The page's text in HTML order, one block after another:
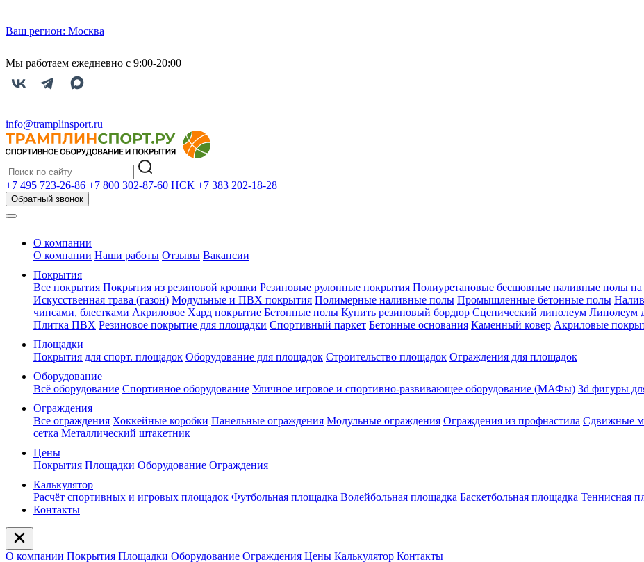
Ваш регион: Москва
Мы работаем ежедневно с 9:00-20:00
info@tramplinsport.ru
+7 495 723-26-86 +7 800 302-87-60 НСК +7 383 202-18-28
Обратный звонок
О компании
О компании Наши работы Отзывы Вакансии
Покрытия
Все покрытия Покрытия из резиновой крошки Резиновые рулонные покрытия Полиуретановые бесшовные наливные полы на
Искусственная трава (газон) Модульные и ПВХ покрытия Полимерные наливные полы Промышленные бетонные полы
чипсами, блестками Акриловое Хард покрытие Бетонные полы Купить резиновый бордюр Сценический линолеум Линолеум
Плитка ПВХ Резиновое покрытие для площадки Спортивный паркет Бетонные основания Каменный ковер Акриловые
Площадки
Покрытия для спорт. площадок Оборудование для площадок Строительство площадок Ограждения для площадок
Оборудование
Всё оборудование Спортивное оборудование Уличное игровое и спортивно-развивающее оборудование (МАФы) 3d фигуры
Ограждения
Все ограждения Хоккейные коробки Панельные ограждения Модульные ограждения Ограждения из профнастила Сдвижные
сетка Металлический штакетник
Цены
Покрытия Площадки Оборудование Ограждения
Калькулятор
Расчёт спортивных и игровых площадок Футбольная площадка Волейбольная площадка Баскетбольная площадка Теннисная
Контакты
О компании Покрытия Площадки Оборудование Ограждения Цены Калькулятор Контакты